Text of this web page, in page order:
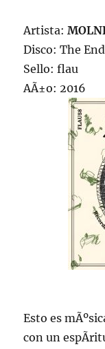
Artista:
Disco: The End
Sello: flau
AÃ±o: 2016
Esto es
con un